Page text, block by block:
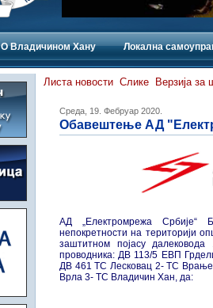
О Владичинoм Хану Локална
Листа новости Слике Верзија за
Среда, 19. Фебруар 2020.
Обавештење АД
АД „Електромрежа Србије“
непокретности на територији
заштитном појасу
проводника: ДВ 113/5 ЕВП
ДВ 461 ТС Лесковац 2- ТС
Врла 3- ТС Владичин Хан, да: